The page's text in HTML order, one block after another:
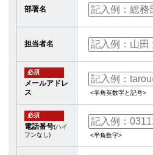
部署名
担当者名
必須
メールアドレ
ス
<半角英数字と記号>
必須
電話番号(ハイ
フンなし)
<半角数字>